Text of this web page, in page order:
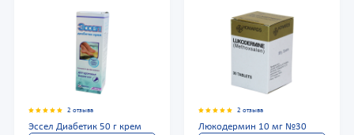
2 отзыва
Эссел Диабетик 50 г крем
2 отзыва
Люкодермин 10 мг №30